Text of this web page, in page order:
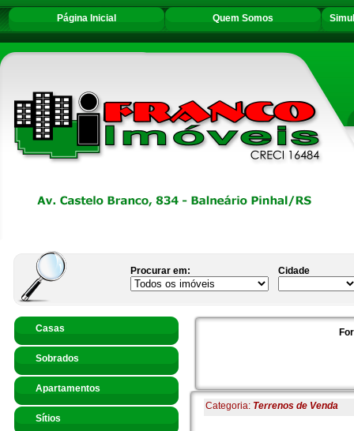
Quem Somos
Página Inicial
Procurar em: Cidade
Casas
Sobrados
Apartamentos
Sítios
Categoria: Terrenos de Venda